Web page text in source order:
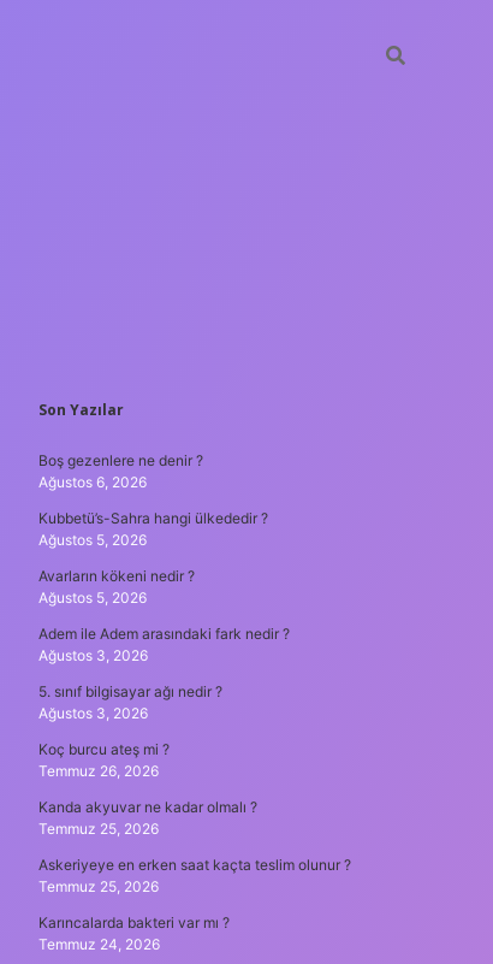
SIDEBAR
Son Yazılar
Boş gezenlere ne denir ?
Ağustos 6, 2026
Kubbetü’s-Sahra hangi ülkededir ?
Ağustos 5, 2026
Avarların kökeni nedir ?
Ağustos 5, 2026
Adem ile Adem arasındaki fark nedir ?
Ağustos 3, 2026
5. sınıf bilgisayar ağı nedir ?
Ağustos 3, 2026
Koç burcu ateş mi ?
Temmuz 26, 2026
Kanda akyuvar ne kadar olmalı ?
Temmuz 25, 2026
Askeriyeye en erken saat kaçta teslim olunur ?
Temmuz 25, 2026
Karıncalarda bakteri var mı ?
Temmuz 24, 2026